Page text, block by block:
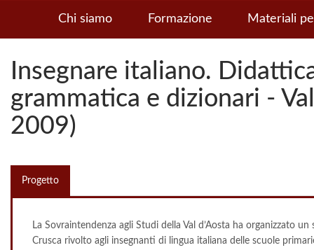
Chi siamo Formazione Materiali
Insegnare italiano.
grammatica e dizionari -
2009)
Progetto
La Sovraintendenza agli Studi della Val d’Aosta ha organizzato
Crusca rivolto agli insegnanti di lingua italiana delle scuole